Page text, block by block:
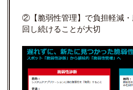
②【脆弱性管理】で負担軽減
回し続けることが大切